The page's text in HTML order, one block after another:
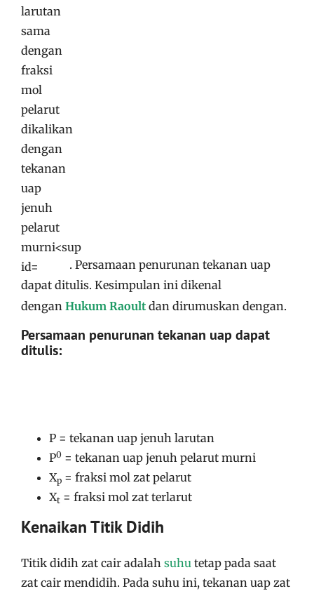
. Persamaan penurunan tekanan uap
dapat ditulis. Kesimpulan ini dikenal
dengan Hukum Raoult dan dirumuskan dengan.
Persamaan penurunan tekanan uap dapat
ditulis:
P = tekanan uap jenuh larutan
P0 = tekanan uap jenuh pelarut murni
Xp = fraksi mol zat pelarut
Xt = fraksi mol zat terlarut
Kenaikan Titik Didih
Titik didih zat cair adalah suhu tetap pada saat
zat cair mendidih. Pada suhu ini, tekanan uap zat